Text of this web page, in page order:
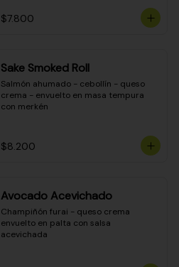
$7.800
Sake Smoked Roll
Salmón ahumado - cebollín - queso
crema - envuelto en masa tempura
con merkén
$8.200
Avocado Acevichado
Champiñón furai - queso crema
envuelto en palta con salsa
acevichada